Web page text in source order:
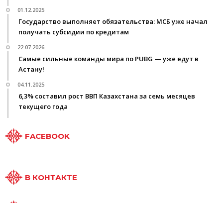
01.12.2025
Государство выполняет обязательства: МСБ уже начал
получать субсидии по кредитам
22.07.2026
Самые сильные команды мира по PUBG — уже едут в
Астану!
04.11.2025
6,3% составил рост ВВП Казахстана за семь месяцев
текущего года
FACEBOOK
В КОНТАКТЕ